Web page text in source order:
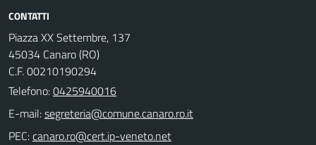
CONTATTI
Piazza XX Settembre, 137
45034 Canaro (RO)
C.F. 00210190294
Telefono:0425940016
E-mail:
PEC: